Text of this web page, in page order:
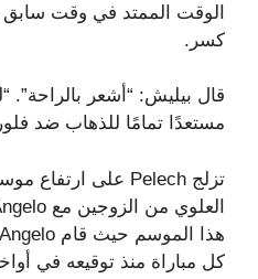
الوقت الممتد في وقت
كسر.
قال بيليش: “أشعر بالراحة”.
مستعدًا تمامًا للذهاب ضد
كل مباراة منذ توقيعه في